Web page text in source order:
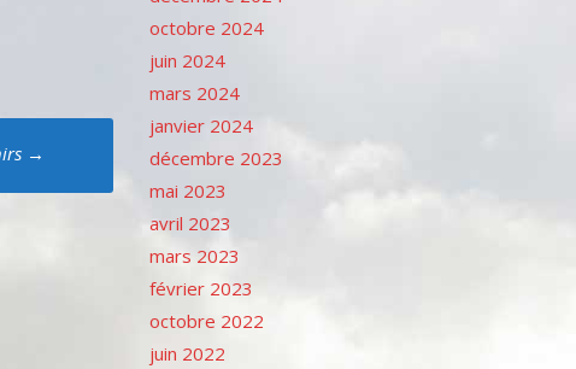
→
octobre 2024
juin 2024
mars 2024
janvier 2024
décembre 2023
mai 2023
avril 2023
mars 2023
février 2023
octobre 2022
juin 2022